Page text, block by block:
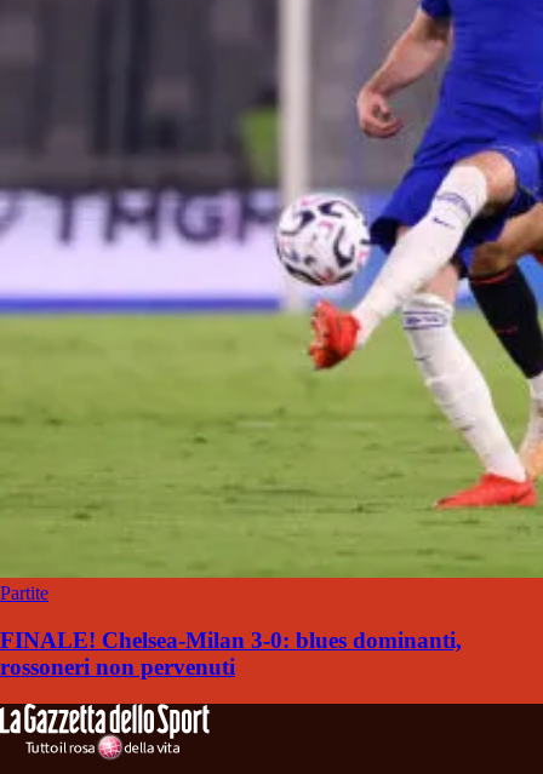
Partite
FINALE! Chelsea-Milan 3-0: blues dominanti,
rossoneri non pervenuti